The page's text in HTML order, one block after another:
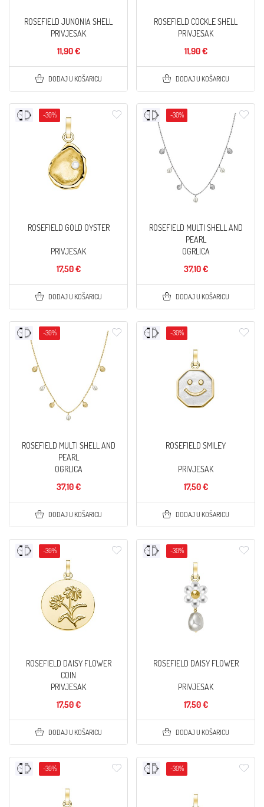
ROSEFIELD JUNONIA SHELL
PRIVJESAK
11,90 €
DODAJ U KOŠARICU
ROSEFIELD COCKLE SHELL
PRIVJESAK
11,90 €
DODAJ U KOŠARICU
-30%
ROSEFIELD GOLD OYSTER
PRIVJESAK
17,50 €
DODAJ U KOŠARICU
-30%
ROSEFIELD MULTI SHELL AND
PEARL
OGRLICA
37,10 €
DODAJ U KOŠARICU
-30%
ROSEFIELD MULTI SHELL AND
PEARL
OGRLICA
37,10 €
DODAJ U KOŠARICU
-30%
ROSEFIELD SMILEY
PRIVJESAK
17,50 €
DODAJ U KOŠARICU
-30%
ROSEFIELD DAISY FLOWER
COIN
PRIVJESAK
17,50 €
DODAJ U KOŠARICU
-30%
ROSEFIELD DAISY FLOWER
PRIVJESAK
17,50 €
DODAJ U KOŠARICU
-30% -30%